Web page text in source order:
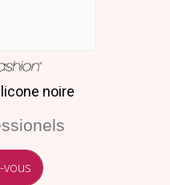
noire
vous